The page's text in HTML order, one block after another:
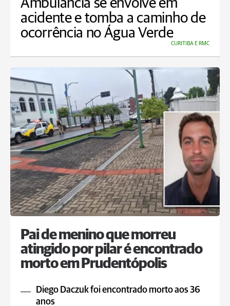
Ambulância se envolve em
acidente e tomba a caminho de
ocorrência no Água Verde
CURITIBA E RMC
Pai de menino que morreu
atingido por pilar é encontrado
morto em Prudentópolis
Diego Daczuk foi encontrado morto aos 36
anos